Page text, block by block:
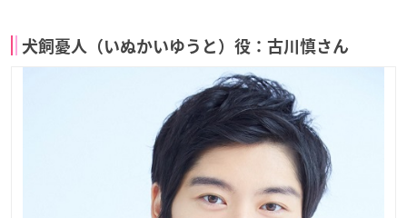
犬飼憂人（いぬかいゆうと）役：古川慎さん